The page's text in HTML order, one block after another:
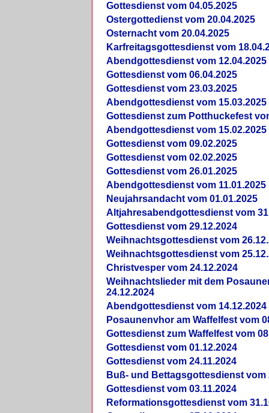
Gottesdienst vom 04.05.2025
Ostergottedienst vom 20.04.2025
Osternacht vom 20.04.2025
Karfreitagsgottesdienst vom
Abendgottesdienst vom 12.04.2025
Gottesdienst vom 06.04.2025
Gottesdienst vom 23.03.2025
Abendgottesdienst vom 15.03.2025
Gottesdienst zum Potthuckefest
Abendgottesdienst vom 15.02.2025
Gottesdienst vom 09.02.2025
Gottesdienst vom 02.02.2025
Gottesdienst vom 26.01.2025
Abendgottesdienst vom 11.01.2025
Neujahrsandacht vom 01.01.2025
Altjahresabendgottesdienst vom
Gottesdienst vom 29.12.2024
Weihnachtsgottesdienst vom
Weihnachtsgottesdienst vom
Christvesper vom 24.12.2024
Weihnachtslieder mit dem
24.12.2024
Abendgottesdienst vom 14.12.2024
Posaunenvhor am Waffelfest vom
Gottesdienst zum Waffelfest vom
Gottesdienst vom 01.12.2024
Gottesdienst vom 24.11.2024
Buß- und Bettagsgottesdienst vom
Gottesdienst vom 03.11.2024
Reformationsgottesdienst vom